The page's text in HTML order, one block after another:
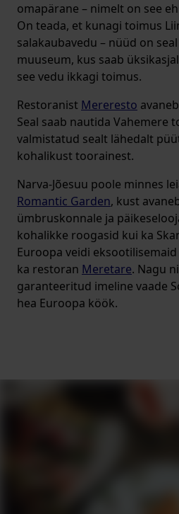
omapärane – nimelt on see
On teada, et kunagi toimus
salakaubavedu – nüüd on
muuseum, kus saab
see vedu ikkagi toimus.
Restoranist Mereresto
Seal saab nautida Vahemere
valmistatud sealt lähedalt
kohalikust toorainest.
Narva-Jõesuu poole minnes
Romantic Garden, kust
ümbruskonnale ja
kohalikke roogasid kui ka
Euroopa veidi
ka restoran Meretare. Nagu
garanteeritud imeline vaade
hea Euroopa köök.